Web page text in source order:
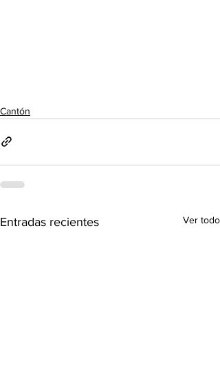
Cantón
Entradas recientes Ver todo